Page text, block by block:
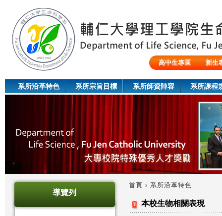
高中生專區
新生
系所沿革特色 系所宗旨目標 系所師資陣容 系所課程
導覽列
您
首頁 › 系所沿革特色
本校生物相關表現